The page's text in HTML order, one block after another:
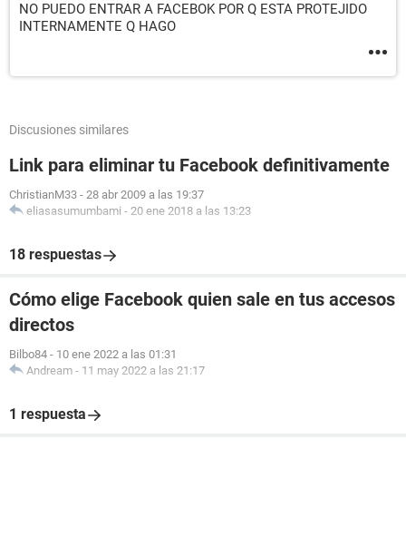
NO PUEDO ENTRAR A FACEBOK POR Q ESTA PROTEJIDO
INTERNAMENTE Q HAGO
Discusiones similares
Link para eliminar tu Facebook definitivamente
ChristianM33 - 28 abr 2009 a las 19:37
eliasasumumbami - 20 ene 2018 a las 13:23
18 respuestas
Cómo elige Facebook quien sale en tus accesos
directos
Bilbo84 - 10 ene 2022 a las 01:31
Andream - 11 may 2022 a las 21:17
1 respuesta